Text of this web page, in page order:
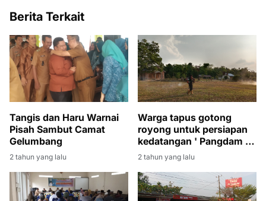
Berita Terkait
Tangis dan Haru Warnai
Pisah Sambut Camat
Gelumbang
2 tahun yang lalu
Warga tapus gotong
royong untuk persiapan
kedatangan ' Pangdam II
Sriwijaya Mayjen TNI
Yanuar Adil.
2 tahun yang lalu